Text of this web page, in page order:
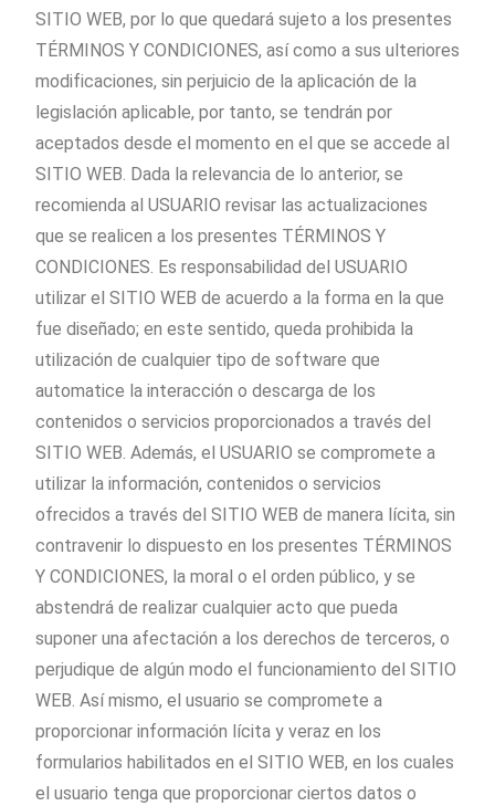
SITIO WEB, por lo que quedará sujeto a los presentes
TÉRMINOS Y CONDICIONES, así como a sus ulteriores
modificaciones, sin perjuicio de la aplicación de la
legislación aplicable, por tanto, se tendrán por
aceptados desde el momento en el que se accede al
SITIO WEB. Dada la relevancia de lo anterior, se
recomienda al USUARIO revisar las actualizaciones
que se realicen a los presentes TÉRMINOS Y
CONDICIONES. Es responsabilidad del USUARIO
utilizar el SITIO WEB de acuerdo a la forma en la que
fue diseñado; en este sentido, queda prohibida la
utilización de cualquier tipo de software que
automatice la interacción o descarga de los
contenidos o servicios proporcionados a través del
SITIO WEB. Además, el USUARIO se compromete a
utilizar la información, contenidos o servicios
ofrecidos a través del SITIO WEB de manera lícita, sin
contravenir lo dispuesto en los presentes TÉRMINOS
Y CONDICIONES, la moral o el orden público, y se
abstendrá de realizar cualquier acto que pueda
suponer una afectación a los derechos de terceros, o
perjudique de algún modo el funcionamiento del SITIO
WEB. Así mismo, el usuario se compromete a
proporcionar información lícita y veraz en los
formularios habilitados en el SITIO WEB, en los cuales
el usuario tenga que proporcionar ciertos datos o